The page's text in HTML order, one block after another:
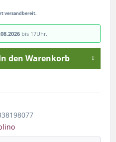
versandbereit.
bis 17Uhr.
den Warenkorb